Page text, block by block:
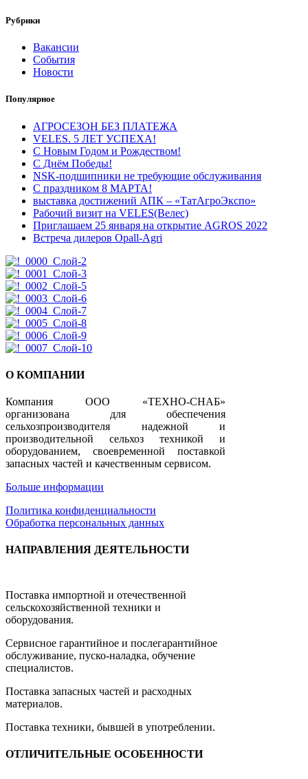
Рубрики
Вакансии
События
Новости
Популярное
АГРОСЕЗОН БЕЗ ПЛАТЕЖА
VELES. 5 ЛЕТ УСПЕХА!
С Новым Годом и Рождеством!
С Днём Победы!
NSK-подшипники не требующие обслуживания
С праздником 8 МАРТА!
выставка достижений АПК – «ТатАгроЭкспо»
Рабочий визит на VELES(Велес)
Приглашаем 25 января на открытие AGROS 2022
Встреча дилеров Opall-Agri
О КОМПАНИИ
Компания ООО «ТЕХНО-СНАБ»
организована для обеспечения
сельхозпроизводителя надежной и
производительной сельхоз техникой и
оборудованием, своевременной поставкой
запасных частей и качественным сервисом.
Больше информации
Политика конфиденциальности
Обработка персональных данных
НАПРАВЛЕНИЯ ДЕЯТЕЛЬНОСТИ
Поставка импортной и отечественной
сельскохозяйственной техники и
оборудования.
Сервисное гарантийное и послегарантийное
обслуживание, пуско-наладка, обучение
специалистов.
Поставка запасных частей и расходных
материалов.
Поставка техники, бывшей в употреблении.
ОТЛИЧИТЕЛЬНЫЕ ОСОБЕННОСТИ